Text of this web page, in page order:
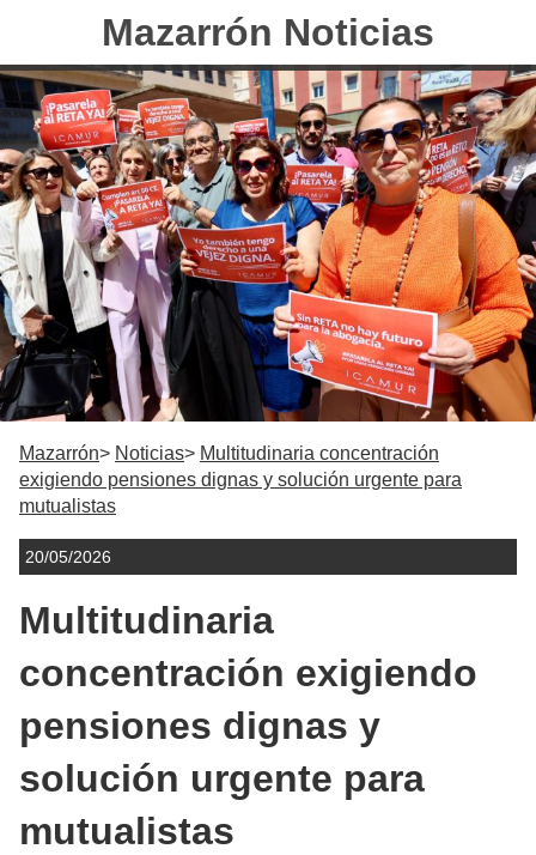
Mazarrón Noticias
Mazarrón Noticias
Multitudinaria concentración
exigiendo pensiones dignas y solución urgente para
mutualistas
20/05/2026
Multitudinaria
concentración exigiendo
pensiones dignas y
solución urgente para
mutualistas